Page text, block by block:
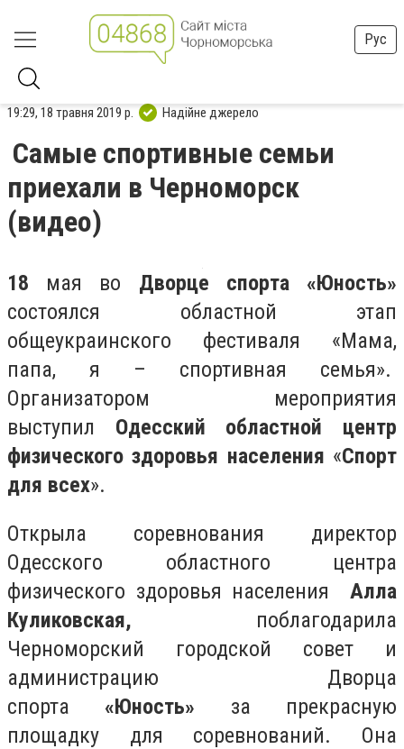
Рус
19:29, 18 травня 2019 р. Надійне джерело
Самые спортивные семьи
приехали в Черноморск
(видео)
18 мая во Дворце спорта «Юность»
состоялся областной этап
общеукраинского фестиваля «Мама,
папа, я – спортивная семья».
Организатором мероприятия
выступил Одесский областной центр
физического здоровья населения «Спорт
для всех».
Открыла соревнования директор
Одесского областного центра
физического здоровья населения Алла
Куликовская, поблагодарила
Черноморский городской совет и
администрацию Дворца
спорта «Юность» за прекрасную
площадку для соревнований. Она